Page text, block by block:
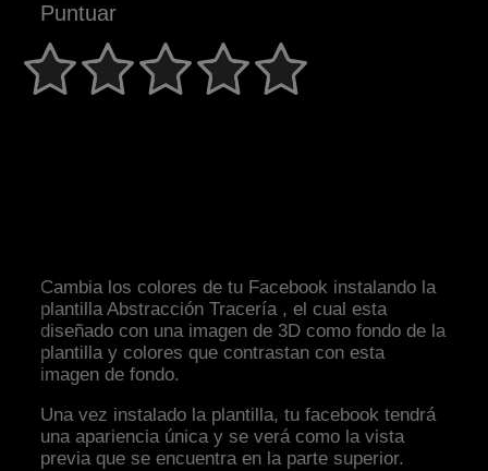
Puntuar
Cambia los colores de tu Facebook instalando la
plantilla Abstracción Tracería , el cual esta
diseñado con una imagen de 3D como fondo de la
plantilla y colores que contrastan con esta
imagen de fondo.
Una vez instalado la plantilla, tu facebook tendrá
una apariencia única y se verá como la vista
previa que se encuentra en la parte superior.